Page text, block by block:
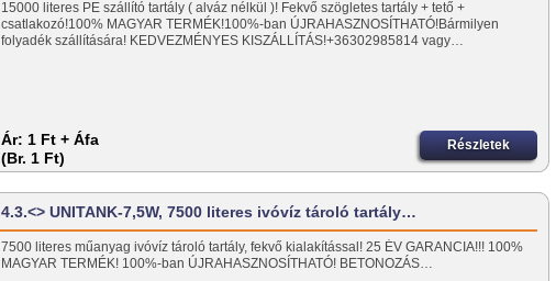
15000 literes PE szállító tartály ( alváz nélkül )! Fekvő szögletes tartály + tető +
csatlakozó!100% MAGYAR TERMÉK!100%-ban ÚJRAHASZNOSÍTHATÓ!Bármilyen
folyadék szállítására! KEDVEZMÉNYES KISZÁLLÍTÁS!+36302985814 vagy…
Ár: 1 Ft + Áfa
(Br. 1 Ft)
Részletek
4.3.<> UNITANK-7,5W, 7500 literes ivóvíz tároló tartály…
7500 literes műanyag ivóvíz tároló tartály, fekvő kialakítással! 25 ÉV GARANCIA!!! 100%
MAGYAR TERMÉK! 100%-ban ÚJRAHASZNOSÍTHATÓ! BETONOZÁS…